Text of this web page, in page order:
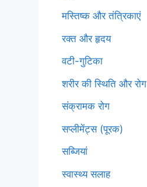
मस्तिष्क और तंत्रिकाएं
रक्त और हृदय
वटी-गुटिका
शरीर की स्थिति और रोग
संक्रामक रोग
सप्लीमेंट्स (पूरक)
सब्जियां
स्वास्थ्य सलाह